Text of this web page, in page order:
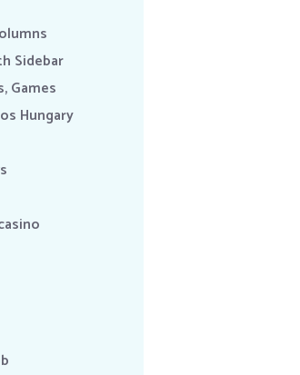
Sidebar
Games
Hungary